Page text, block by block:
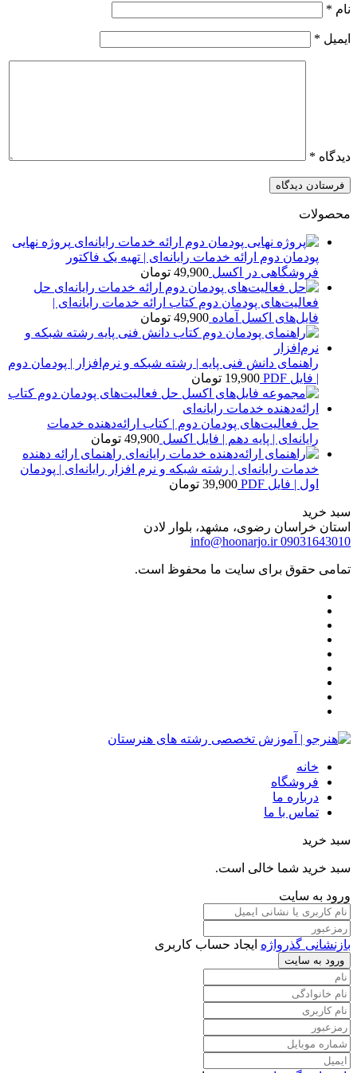
نام *
ایمیل *
دیدگاه *
محصولات
پروژه نهایی
پودمان دوم ارائه خدمات رایانه‌ای | تهیه یک فاکتور
فروشگاهی در اکسل 49,900 تومان
حل
فعالیت‌های پودمان دوم کتاب ارائه خدمات رایانه‌ای |
فایل‌های اکسل آماده 49,900 تومان
راهنمای دانش فنی پایه | رشته شبکه و نرم‌افزار | پودمان دوم
| فایل PDF
19,900 تومان
حل فعالیت‌های پودمان دوم | کتاب ارائه‌دهنده خدمات
رایانه‌ای | پایه دهم | فایل اکسل 49,900 تومان
راهنمای ارائه دهنده
خدمات رایانه‌ای | رشته شبکه و نرم افزار رایانه‌ای | پودمان
اول | فایل PDF
39,900 تومان
سبد خرید
استان خراسان رضوی، مشهد، بلوار لادن
09031643010
info@hoonarjo.ir
تمامی حقوق برای سایت ما محفوظ است.
خانه
فروشگاه
درباره ما
تماس با ما
سبد خرید
سبد خرید شما خالی است.
ورود به سایت
بازنشانی گذرواژه ایجاد حساب کاربری
ورود به سایت